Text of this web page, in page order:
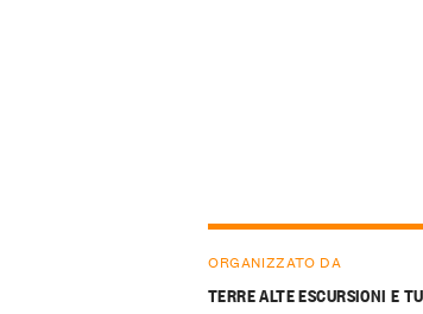
ORGANIZZATO DA
TERRE ALTE ESCURSIONI E